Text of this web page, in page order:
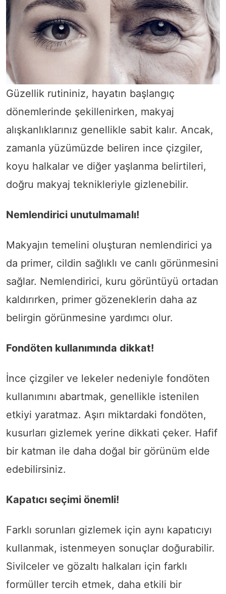
Güzellik rutininiz, hayatın başlangıç
dönemlerinde şekillenirken, makyaj
alışkanlıklarınız genellikle sabit kalır. Ancak,
zamanla yüzümüzde beliren ince çizgiler,
koyu halkalar ve diğer yaşlanma belirtileri,
doğru makyaj teknikleriyle gizlenebilir.
Nemlendirici unutulmamalı!
Makyajın temelini oluşturan nemlendirici ya
da primer, cildin sağlıklı ve canlı görünmesini
sağlar. Nemlendirici, kuru görüntüyü ortadan
kaldırırken, primer gözeneklerin daha az
belirgin görünmesine yardımcı olur.
Fondöten kullanımında dikkat!
İnce çizgiler ve lekeler nedeniyle fondöten
kullanımını abartmak, genellikle istenilen
etkiyi yaratmaz. Aşırı miktardaki fondöten,
kusurları gizlemek yerine dikkati çeker. Hafif
bir katman ile daha doğal bir görünüm elde
edebilirsiniz.
Kapatıcı seçimi önemli!
Farklı sorunları gizlemek için aynı kapatıcıyı
kullanmak, istenmeyen sonuçlar doğurabilir.
Sivilceler ve gözaltı halkaları için farklı
formüller tercih etmek, daha etkili bir